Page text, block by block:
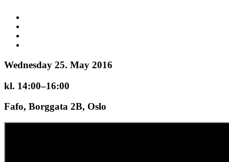
Wednesday 25. May 2016
kl. 14:00–16:00
Fafo, Borggata 2B, Oslo